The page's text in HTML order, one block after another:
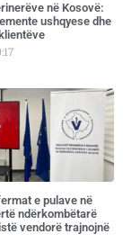
në Kosovë:
ushqyese dhe
e pulave në
ndërkombëtarë
vendorë trajnojnë